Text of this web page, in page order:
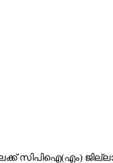
സിപിഐ(എം) ജില്ലാ